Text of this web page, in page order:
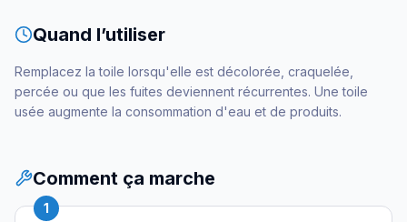
Quand l’utiliser
Remplacez la toile lorsqu'elle est décolorée, craquelée,
percée ou que les fuites deviennent récurrentes. Une toile
usée augmente la consommation d'eau et de produits.
Comment ça marche
1